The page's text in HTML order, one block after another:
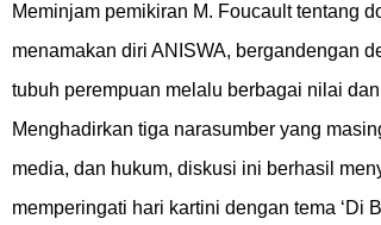
Meminjam pemikiran M. Foucault tentang
menamakan diri ANISWA, bergandengan
tubuh perempuan melalu berbagai nilai
Menghadirkan tiga narasumber yang
media, dan hukum, diskusi ini berhasil
memperingati hari kartini dengan tema ‘Di